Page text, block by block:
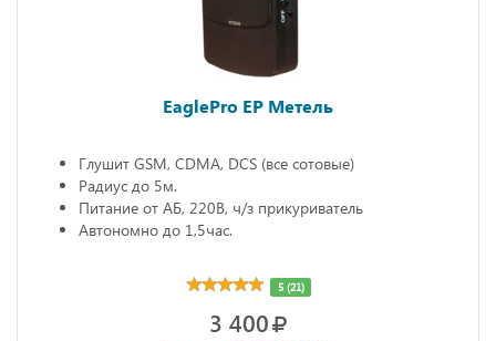
EaglePro EP Метель
Глушит GSM, CDMA, DCS (все сотовые)
Радиус до 5м.
Питание от АБ, 220В, ч/з прикуриватель
Автономно до 1,5час.
5 (21)
3 400